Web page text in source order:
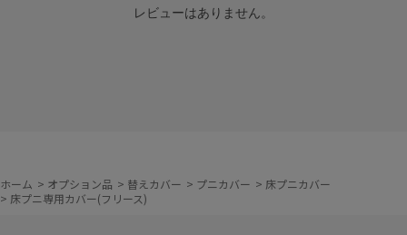
レビューはありません。
ホーム > オプション品 > 替えカバー > プニカバー > 床プニカバー
> 床プニ専用カバー(フリース)